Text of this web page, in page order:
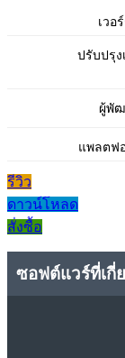
เวอ
ปรับปรุง
ผู้พั
แพลตฟ
รีวิว
ดาวน์โหลด
สั่งซื้อ
ซอฟต์แวร์ที่เกี่